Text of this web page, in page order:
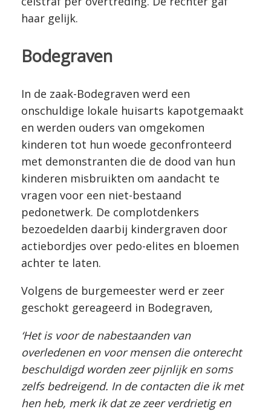
haar gelijk.
Bodegraven
In de zaak-Bodegraven werd een
onschuldige lokale huisarts kapotgemaakt
en werden ouders van omgekomen
kinderen tot hun woede geconfronteerd
met demonstranten die de dood van hun
kinderen misbruikten om aandacht te
vragen voor een niet-bestaand
pedonetwerk. De complotdenkers
bezoedelden daarbij kindergraven door
actiebordjes over pedo-elites en bloemen
achter te laten.
Volgens de burgemeester werd er zeer
geschokt gereageerd in Bodegraven,
‘Het is voor de nabestaanden van
overledenen en voor mensen die onterecht
beschuldigd worden zeer pijnlijk en soms
zelfs bedreigend. In de contacten die ik met
hen heb, merk ik dat ze zeer verdrietig en